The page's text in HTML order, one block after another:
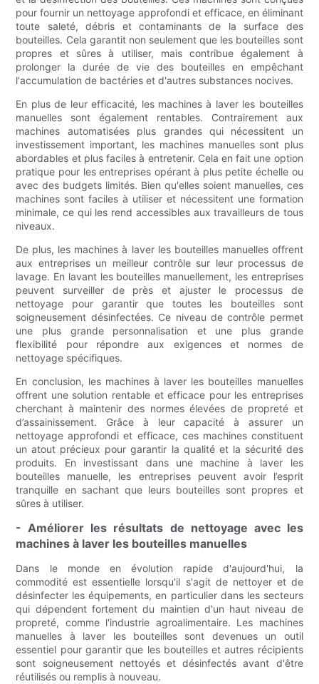
pour fournir un nettoyage approfondi et efficace, en éliminant
toute saleté, débris et contaminants de la surface des
bouteilles. Cela garantit non seulement que les bouteilles sont
propres et sûres à utiliser, mais contribue également à
prolonger la durée de vie des bouteilles en empêchant
l'accumulation de bactéries et d'autres substances nocives.
En plus de leur efficacité, les machines à laver les bouteilles
manuelles sont également rentables. Contrairement aux
machines automatisées plus grandes qui nécessitent un
investissement important, les machines manuelles sont plus
abordables et plus faciles à entretenir. Cela en fait une option
pratique pour les entreprises opérant à plus petite échelle ou
avec des budgets limités. Bien qu'elles soient manuelles, ces
machines sont faciles à utiliser et nécessitent une formation
minimale, ce qui les rend accessibles aux travailleurs de tous
niveaux.
De plus, les machines à laver les bouteilles manuelles offrent
aux entreprises un meilleur contrôle sur leur processus de
lavage. En lavant les bouteilles manuellement, les entreprises
peuvent surveiller de près et ajuster le processus de
nettoyage pour garantir que toutes les bouteilles sont
soigneusement désinfectées. Ce niveau de contrôle permet
une plus grande personnalisation et une plus grande
flexibilité pour répondre aux exigences et normes de
nettoyage spécifiques.
En conclusion, les machines à laver les bouteilles manuelles
offrent une solution rentable et efficace pour les entreprises
cherchant à maintenir des normes élevées de propreté et
d’assainissement. Grâce à leur capacité à assurer un
nettoyage approfondi et efficace, ces machines constituent
un atout précieux pour garantir la qualité et la sécurité des
produits. En investissant dans une machine à laver les
bouteilles manuelle, les entreprises peuvent avoir l’esprit
tranquille en sachant que leurs bouteilles sont propres et
sûres à utiliser.
- Améliorer les résultats de nettoyage avec les
machines à laver les bouteilles manuelles
Dans le monde en évolution rapide d'aujourd'hui, la
commodité est essentielle lorsqu'il s'agit de nettoyer et de
désinfecter les équipements, en particulier dans les secteurs
qui dépendent fortement du maintien d'un haut niveau de
propreté, comme l'industrie agroalimentaire. Les machines
manuelles à laver les bouteilles sont devenues un outil
essentiel pour garantir que les bouteilles et autres récipients
sont soigneusement nettoyés et désinfectés avant d'être
réutilisés ou remplis à nouveau.